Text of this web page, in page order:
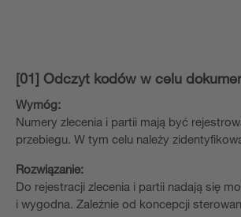
[01] Odczyt kodów w celu
Wymóg:
Numery zlecenia i partii mają być
przebiegu. W tym celu należy
Rozwiązanie:
Do rejestracji zlecenia i partii nadają się
i wygodna. Zależnie od koncepcji